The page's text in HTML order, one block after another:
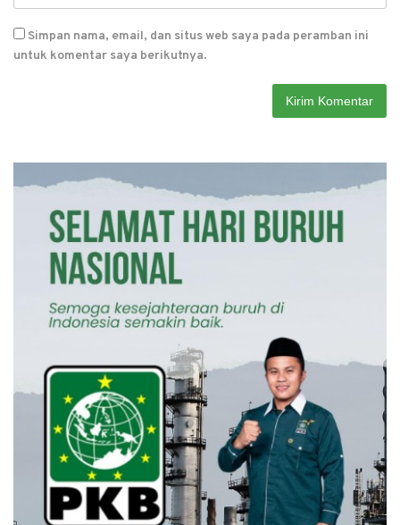
Simpan nama, email, dan situs web saya pada peramban ini
untuk komentar saya berikutnya.